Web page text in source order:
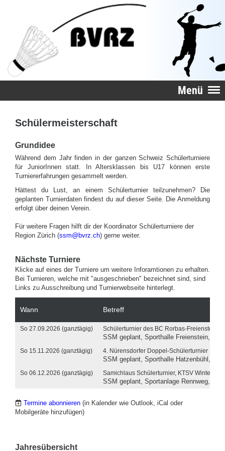
Menü
Schülermeisterschaft
Grundidee
Während dem Jahr finden in der ganzen Schweiz Schülerturniere
für JuniorInnen statt. In Altersklassen bis U17 können erste
Turniererfahrungen gesammelt werden.
Hättest du Lust, an einem Schülerturnier teilzunehmen? Die
geplanten Turnierdaten findest du auf dieser Seite. Die Anmeldung
erfolgt über deinen Verein.
Für weitere Fragen hilft dir der Koordinator Schülerturniere der
Region Zürich (ssm@bvrz.ch) gerne weiter.
Nächste Turniere
Klicke auf eines der Turniere um weitere Inforamtionen zu erhalten.
Bei Turnieren, welche mit "ausgeschrieben" bezeichnet sind, sind
Links zu Ausschreibung und Turnierwebseite hinterlegt.
Wann Betreff
So 27.09.2026 (ganztägig) Schülerturnier des BC Rorbas-Freienstein
SSM geplant, Sporthalle Freienstein,
So 15.11.2026 (ganztägig) 4. Nürensdorfer Doppel-Schülerturnier
SSM geplant, Sporthalle Hatzenbühl,
So 06.12.2026 (ganztägig) Samichlaus Schülerturnier, KTSV Winterthur
SSM geplant, Sportanlage Rennweg,
Termine abonnieren (in Kalender wie Outlook, iCal oder
Mobilgeräte hinzufügen)
Jahresübersicht